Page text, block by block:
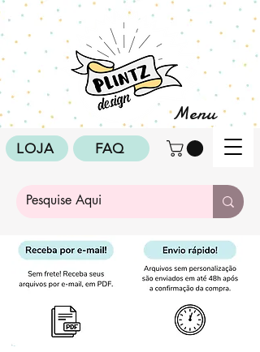
LOJA FAQ
Menu